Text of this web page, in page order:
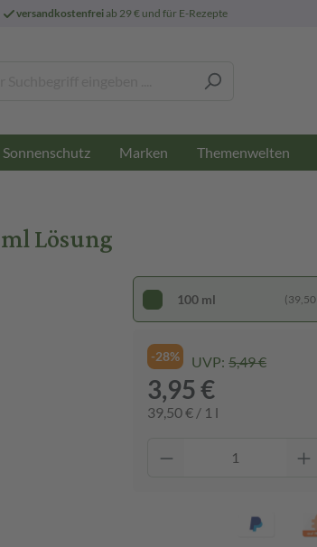
versandkostenfreiab 29 € und für E-Rezepte
Sonnenschutz Marken Themenwelten
Lösung
100 ml (39,50
-28% UVP: 5,49 €
3,95 €
39,50 € / 1 l